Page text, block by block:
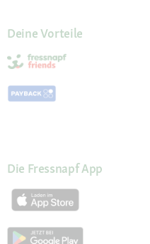
Deine Vorteile
Die Fressnapf App